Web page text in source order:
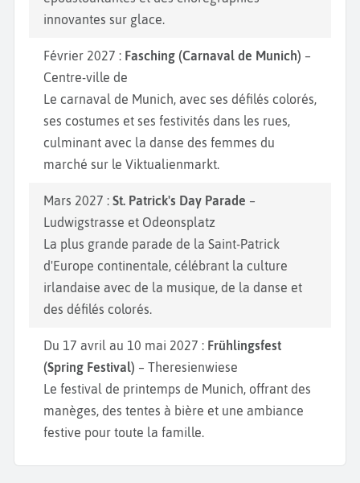
innovantes sur glace.
Février 2027 : Fasching (Carnaval de Munich) –
Centre-ville de
Le carnaval de Munich, avec ses défilés colorés,
ses costumes et ses festivités dans les rues,
culminant avec la danse des femmes du
marché sur le Viktualienmarkt.
Mars 2027 : St. Patrick's Day Parade –
Ludwigstrasse et Odeonsplatz
La plus grande parade de la Saint-Patrick
d'Europe continentale, célébrant la culture
irlandaise avec de la musique, de la danse et
des défilés colorés.
Du 17 avril au 10 mai 2027 : Frühlingsfest
(Spring Festival) – Theresienwiese
Le festival de printemps de Munich, offrant des
manèges, des tentes à bière et une ambiance
festive pour toute la famille.